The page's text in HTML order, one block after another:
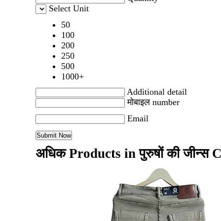
Select Unit
50
100
200
250
500
1000+
Additional detail
मोबाइल number
Email
अधिक Products in पुरुषों की जीन्स